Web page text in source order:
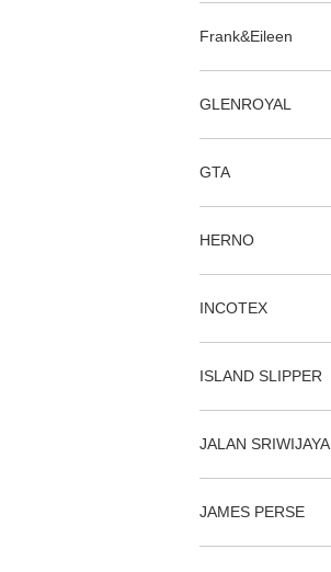
Frank&Eileen
GLENROYAL
GTA
HERNO
INCOTEX
ISLAND SLIPPER
JALAN SRIWIJAYA
JAMES PERSE